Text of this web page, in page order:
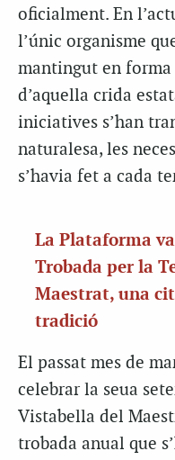
oficialment. En
l’únic organisme
mantingut en forma
d’aquella crida
iniciatives s’han
naturalesa, les
s’havia fet a cada
La Plataforma
Trobada per la
Maestrat, una
tradició
El passat mes de
celebrar la seua
Vistabella del
trobada anual que